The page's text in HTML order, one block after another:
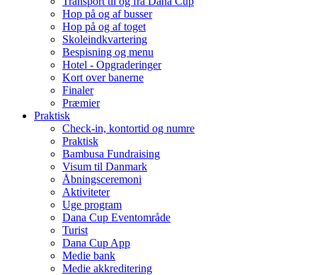
Hop på og af busser
Hop på og af toget
Skoleindkvartering
Bespisning og menu
Hotel - Opgraderinger
Kort over banerne
Finaler
Præmier
Praktisk
Check-in, kontortid og numre
Praktisk
Bambusa Fundraising
Visum til Danmark
Åbningsceremoni
Aktiviteter
Uge program
Dana Cup Eventområde
Turist
Dana Cup App
Medie bank
Medie akkreditering